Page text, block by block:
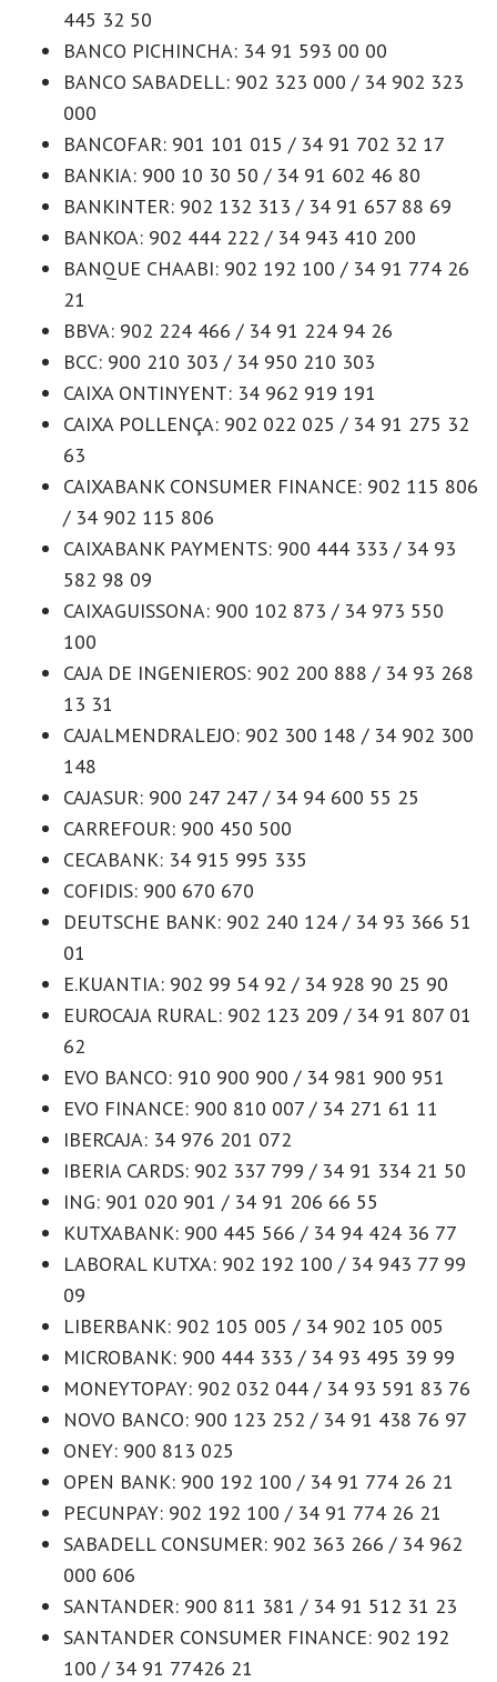
445 32 50
BANCO PICHINCHA: 34 91 593 00 00
BANCO SABADELL: 902 323 000 / 34 902 323
000
BANCOFAR: 901 101 015 / 34 91 702 32 17
BANKIA: 900 10 30 50 / 34 91 602 46 80
BANKINTER: 902 132 313 / 34 91 657 88 69
BANKOA: 902 444 222 / 34 943 410 200
BANQUE CHAABI: 902 192 100 / 34 91 774 26
21
BBVA: 902 224 466 / 34 91 224 94 26
BCC: 900 210 303 / 34 950 210 303
CAIXA ONTINYENT: 34 962 919 191
CAIXA POLLENÇA: 902 022 025 / 34 91 275 32
63
CAIXABANK CONSUMER FINANCE: 902 115 806
/ 34 902 115 806
CAIXABANK PAYMENTS: 900 444 333 / 34 93
582 98 09
CAIXAGUISSONA: 900 102 873 / 34 973 550
100
CAJA DE INGENIEROS: 902 200 888 / 34 93 268
13 31
CAJALMENDRALEJO: 902 300 148 / 34 902 300
148
CAJASUR: 900 247 247 / 34 94 600 55 25
CARREFOUR: 900 450 500
CECABANK: 34 915 995 335
COFIDIS: 900 670 670
DEUTSCHE BANK: 902 240 124 / 34 93 366 51
01
E.KUANTIA: 902 99 54 92 / 34 928 90 25 90
EUROCAJA RURAL: 902 123 209 / 34 91 807 01
62
EVO BANCO: 910 900 900 / 34 981 900 951
EVO FINANCE: 900 810 007 / 34 271 61 11
IBERCAJA: 34 976 201 072
IBERIA CARDS: 902 337 799 / 34 91 334 21 50
ING: 901 020 901 / 34 91 206 66 55
KUTXABANK: 900 445 566 / 34 94 424 36 77
LABORAL KUTXA: 902 192 100 / 34 943 77 99
09
LIBERBANK: 902 105 005 / 34 902 105 005
MICROBANK: 900 444 333 / 34 93 495 39 99
MONEYTOPAY: 902 032 044 / 34 93 591 83 76
NOVO BANCO: 900 123 252 / 34 91 438 76 97
ONEY: 900 813 025
OPEN BANK: 900 192 100 / 34 91 774 26 21
PECUNPAY: 902 192 100 / 34 91 774 26 21
SABADELL CONSUMER: 902 363 266 / 34 962
000 606
SANTANDER: 900 811 381 / 34 91 512 31 23
SANTANDER CONSUMER FINANCE: 902 192
100 / 34 91 77426 21